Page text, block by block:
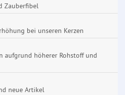
Zauberfibel
bei unseren Kerzen
aufgrund höherer Rohstoff und
neue Artikel